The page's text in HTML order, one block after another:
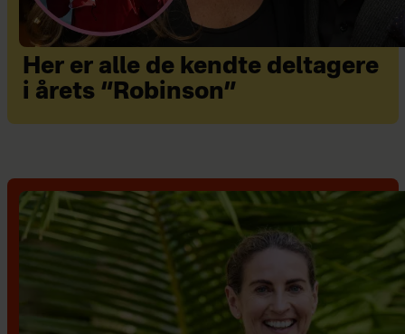
Her er alle de kendte deltagere
i årets “Robinson”